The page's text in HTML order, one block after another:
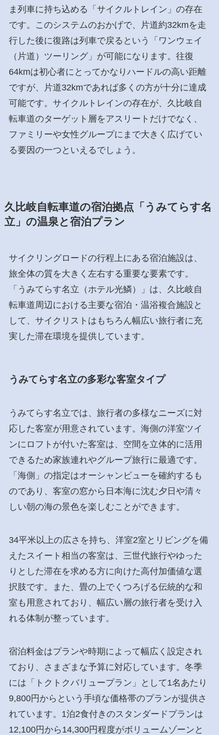
ま列車に持ち込める「サイクルトレイン」の存在
です。このシステムのおかげで、片道約32kmを走
行した後に復路は列車で戻るという「ワンウェイ
（片道）ツーリング」が可能になります。往復
64kmは初心者にとってかなりハードルの高い距離
ですが、片道32kmであれば多くの方が十分に達成
可能です。サイクルトレインの存在が、久比岐自
転車道のターゲット層をアスリートだけでなく、
ファミリーや女性グループにまで大きく広げてい
る要因の一つといえるでしょう。
久比岐自転車道の宿泊拠点「うみてらす名
立」の温泉と宿泊プラン
サイクリングロードの行程上にある宿泊施設は、
旅全体の質を大きく左右する重要な要素です。
「うみてらす名立（ホテル光鱗）」は、久比岐自
転車道周辺における主要な宿泊・温浴複合施設と
して、サイクリストはもちろん幅広い旅行者に充
実した滞在環境を提供しています。
うみてらす名立の多彩な客室タイプ
うみてらす名立では、旅行者の多様なニーズに対
応した客室が用意されています。海側の洋室ツイ
ンにロフトが付いた客室は、空間を立体的に活用
できるため家族連れやグループ旅行に最適です。
「海側」の指定はオーシャンビューを確約するも
のであり、客室の窓から日本海に沈む夕日や清々
しい朝の海の景色を楽しむことができます。
34平米以上の広さを持ち、洋室2室とリビングを備
えたスイート相当の客室は、三世代旅行やゆった
りとした滞在を求める方に向けた高付加価値な選
択肢です。また、畳の上でくつろげる伝統的な和
室も用意されており、幅広い層の旅行者を受け入
れる体制が整っています。
宿泊料金はプランや時期によって幅広く設定され
ており、さまざまな予算に対応しています。冬季
には「トクトクバリュープラン」として1名あたり
9,800円からという手頃な価格帯のプランが提供さ
れています。1泊2食付きのスタンダードプランは
12,100円から14,300円程度がボリュームゾーンと